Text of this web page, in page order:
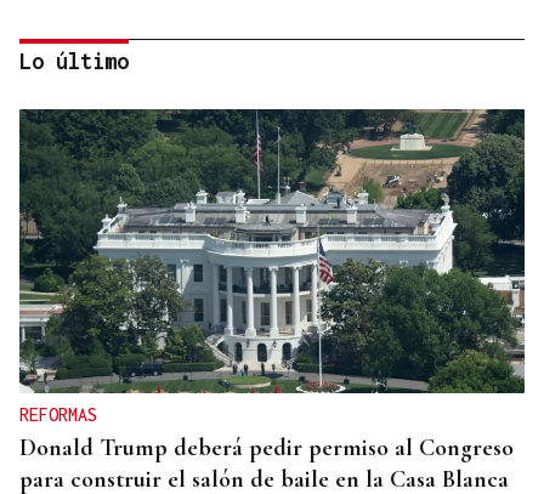
SEGURIDAD INFANTIL
Un tribunal de Estados Unidos multa a Meta con
567 millones de dólares por perjudicar la salud
mental de los menores
Lo último
REFORMAS
Donald Trump deberá pedir permiso al Congreso
para construir el salón de baile en la Casa Blanca